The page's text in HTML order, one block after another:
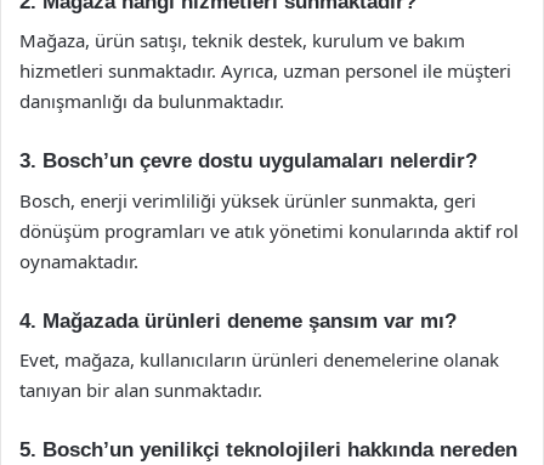
Mağaza, ürün satışı, teknik destek, kurulum ve bakım
hizmetleri sunmaktadır. Ayrıca, uzman personel ile müşteri
danışmanlığı da bulunmaktadır.
3. Bosch’un çevre dostu uygulamaları nelerdir?
Bosch, enerji verimliliği yüksek ürünler sunmakta, geri
dönüşüm programları ve atık yönetimi konularında aktif rol
oynamaktadır.
4. Mağazada ürünleri deneme şansım var mı?
Evet, mağaza, kullanıcıların ürünleri denemelerine olanak
tanıyan bir alan sunmaktadır.
5. Bosch’un yenilikçi teknolojileri hakkında nereden